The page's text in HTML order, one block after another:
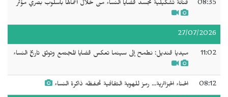
08:35 فنانة تشكيلية تجسد قضايا النساء من خلال أعمالها بأسلوب بصري مؤثر
27/07/2026
11:02 ميديا قنديل: نطمح إلى سينما تعكس قضايا المجتمع وتوثق تاريخ النساء
08:12 الحناء الجزائرية... رمز للهوية الثقافية تحفظه ذاكرة النساء